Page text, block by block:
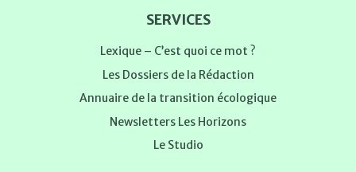
SERVICES
Lexique – C’est quoi ce mot ?
Les Dossiers de la Rédaction
Annuaire de la transition écologique
Newsletters Les Horizons
Le Studio